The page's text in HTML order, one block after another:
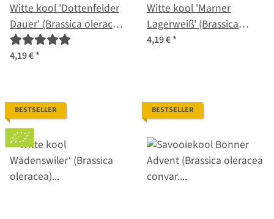
Witte kool 'Dottenfelder
Dauer' (Brassica oleracea
convar.capitata var.alba)
bio zaad
4,19 €*
Witte kool 'Marner
Lagerweiß' (Brassica
oleracea) zaden
4,19 €*
BESTSELLER BESTSELLER